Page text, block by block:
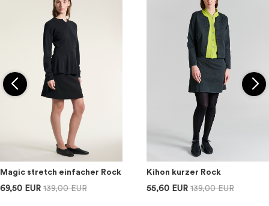
Magic stretch einfacher Rock
69,50 EUR 139,00 EUR
Kihon kurzer Rock
55,60 EUR 139,00 EUR